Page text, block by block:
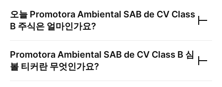
오늘 Promotora Ambiental SAB de CV Class
B 주식은 얼마인가요?
Promotora Ambiental SAB de CV Class B 심
볼 티커란 무엇인가요?